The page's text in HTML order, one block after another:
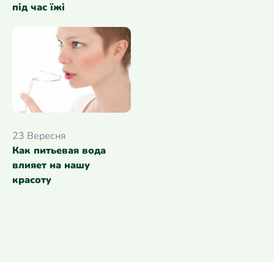
під час їжі
23 Вересня
Как питьевая вода
влияет на нашу
красоту